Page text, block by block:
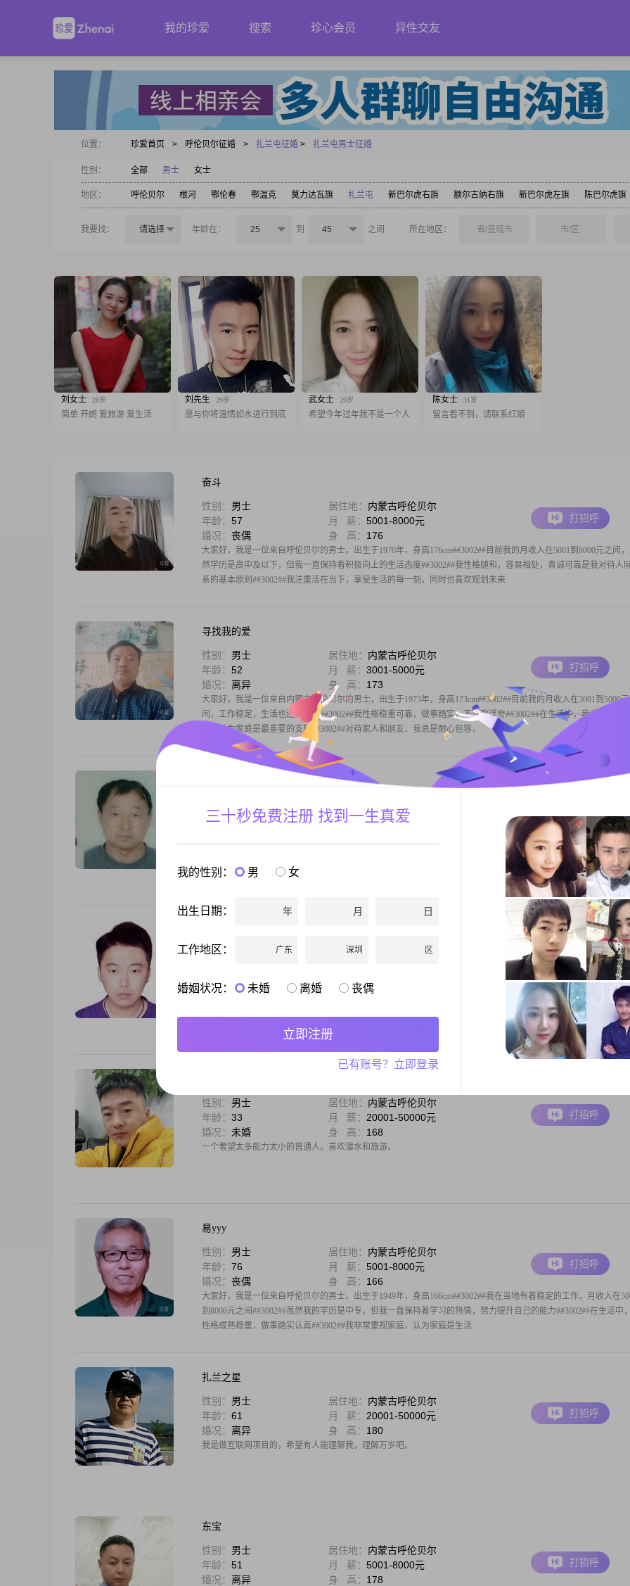
我的珍爱 搜索 珍心会员 异性交友
位置： 珍爱首页 > 呼伦贝尔征婚 > 扎兰屯征婚 > 扎兰屯男士征婚
性别： 全部 男士 女士
地区： 呼伦贝尔 根河 鄂伦春 鄂温克 莫力达瓦旗 扎兰屯 新巴尔虎右旗 额尔古纳右旗 新巴尔虎左旗 陈巴尔虎旗
我要找： 请选择 年龄在： 25 到 45 之间 所在地区： 省/直辖市 市/区
刘女士 28岁
简单 开朗 爱旅游 爱生活
刘先生 29岁
愿与你将温情如水进行到底
武女士 29岁
希望今年过年我不是一个人
陈女士 31岁
留言看不到，请联系红娘
奋斗
性别： 男士 居住地： 内蒙古呼伦贝尔
年龄： 57 月 薪： 5001-8000元
婚况： 丧偶 身 高： 176
大家好，我是一位来自呼伦贝尔的男士，出生于1970年，身高176cm##3002##目前我的月收入在5001到8000元之间
然学历是高中及以下，但我一直保持着积极向上的生活态度##3002##我性格随和，容易相处，真诚可靠是我对待人
系的基本原则##3002##我注重活在当下，享受生活的每一刻，同时也喜欢规划未来
打招呼
寻找我的爱
性别： 男士 居住地： 内蒙古呼伦贝尔
年龄： 52 月 薪： 3001-5000元
婚况： 离异 身 高： 173
大家好，我是一位来自内蒙古呼伦贝尔的男士，出生于1973年，身高173cm##3002##目前我的月收入在3001到5000
间，工作稳定，生活也还算不错##3002##我性格稳重可靠，做事踏实，不喜欢浮夸##3002##在生活中，我非常注重
庭，认为家庭是最重要的支柱##3002##对待家人和朋友，我总是耐心包容，
打招呼
年龄：68 月 薪：5001-8000元
本人是中学高级教师，2017年12月27日退休了！前妻也是教师，不幸2006年突发脑出血，维持两年多，最后还是在
年10月23日病逝！儿子2010年大学毕业：曾就职建筑监理公司，2014年辞职，自己承建楼房.水利和道路工程，已娶
子！我生在辽宁绥中，长在兴安盟乌兰浩特乌兰哈达公社，求学于齐齐哈尔，大学毕业分配到
打招呼
性别： 居住地：
内蒙古呼伦贝尔
婚况：
未婚 身 高：171
大家好，我是一位1996年出生的男士，身高171cm，目前在呼伦贝尔工作，月收入在12001到20000元之间##3002##
有大学本科学历，平时喜欢电子游戏##3001##看电影和听音乐##3002##说到电子游戏，我可是个高手哦，如果你也
玩游戏，我们可以一起交流交流##3002##电影方面，我各种类型的电影
打招呼
性别： 男士 居住地： 内蒙古呼伦贝尔
年龄： 33 月 薪： 20001-50000元
婚况： 未婚 身 高： 168
一个奢望太多能力太小的普通人。喜欢潜水和旅游。
打招呼
易yyy
性别： 男士 居住地： 内蒙古呼伦贝尔
年龄： 76 月 薪： 5001-8000元
婚况： 丧偶 身 高： 166
大家好，我是一位来自呼伦贝尔的男士，出生于1949年，身高166cm##3002##我在当地有着稳定的工作，月收入在
到8000元之间##3002##虽然我的学历是中专，但我一直保持着学习的热情，努力提升自己的能力##3002##在生活中
性格成熟稳重，做事踏实认真##3002##我非常重视家庭，认为家庭是生活
打招呼
扎兰之星
性别： 男士 居住地： 内蒙古呼伦贝尔
年龄： 61 月 薪： 20001-50000元
婚况： 离异 身 高： 180
我是做互联网项目的，希望有人能理解我，理解万岁吧。
打招呼
东宝
性别： 男士 居住地： 内蒙古呼伦贝尔
年龄： 51 月 薪： 5001-8000元
婚况： 离异 身 高： 178
打招呼
三十秒免费注册 找到一生真爱
我的性别： 男 女
出生日期： 年 月 日
工作地区： 广东 深圳 区
婚姻状况： 未婚 离婚 丧偶
立即注册
已有账号？立即登录